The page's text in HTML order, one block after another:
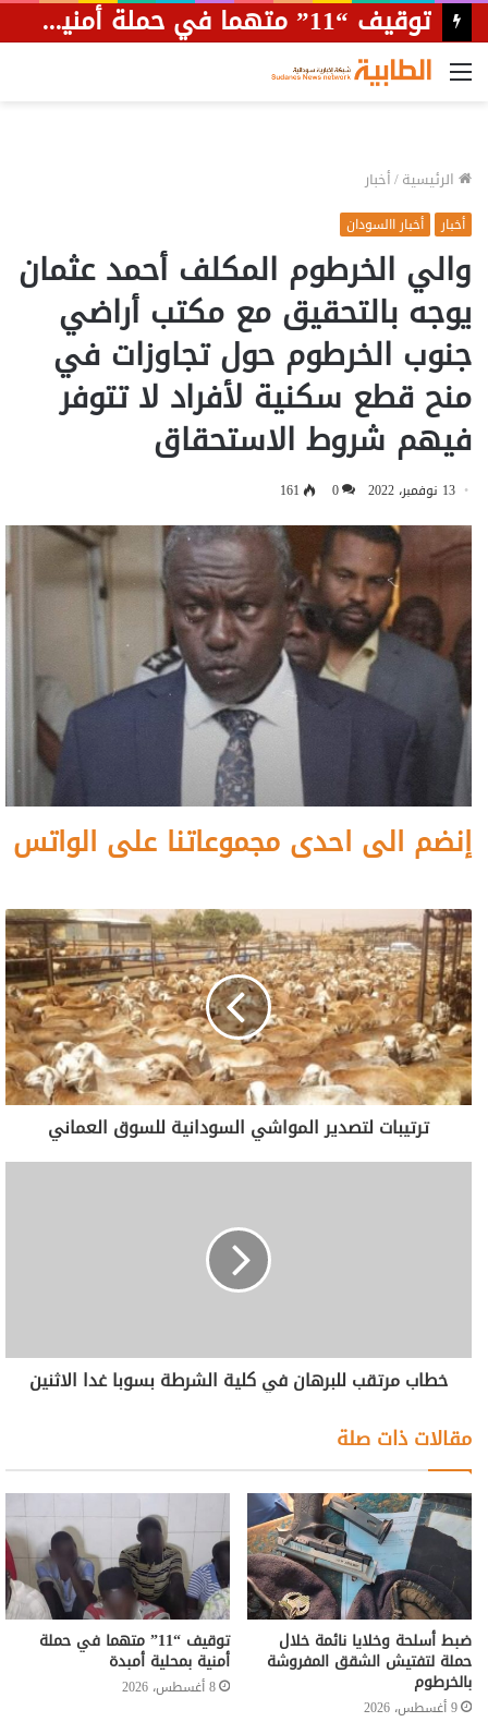
توقيف “11” متهما في حملة أمنية بمحلية أمبدة
القائمة
الرئيسية/أخبار
أخبار أخبار االسودان
والي الخرطوم المكلف أحمد عثمان
يوجه بالتحقيق مع مكتب أراضي
جنوب الخرطوم حول تجاوزات في
منح قطع سكنية لأفراد لا تتوفر
فيهم شروط الاستحقاق
13 نوفمبر، 2022 0
161
إنضم الى احدى مجموعاتنا على الواتس
ترتيبات لتصدير المواشي السودانية للسوق العماني
خطاب مرتقب للبرهان في كلية الشرطة بسوبا غدا الاثنين
مقالات ذات صلة
ضبط أسلحة وخلايا نائمة خلال
حملة لتفتيش الشقق المفروشة
بالخرطوم
9 أغسطس، 2026
توقيف “11” متهما في حملة
أمنية بمحلية أمبدة
8 أغسطس، 2026